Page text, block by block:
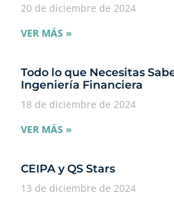
20 de diciembre de 2024
VER MÁS »
Todo lo que Necesitas
Ingeniería Financiera
18 de diciembre de 2024
VER MÁS »
CEIPA y QS Stars
13 de diciembre de 2024